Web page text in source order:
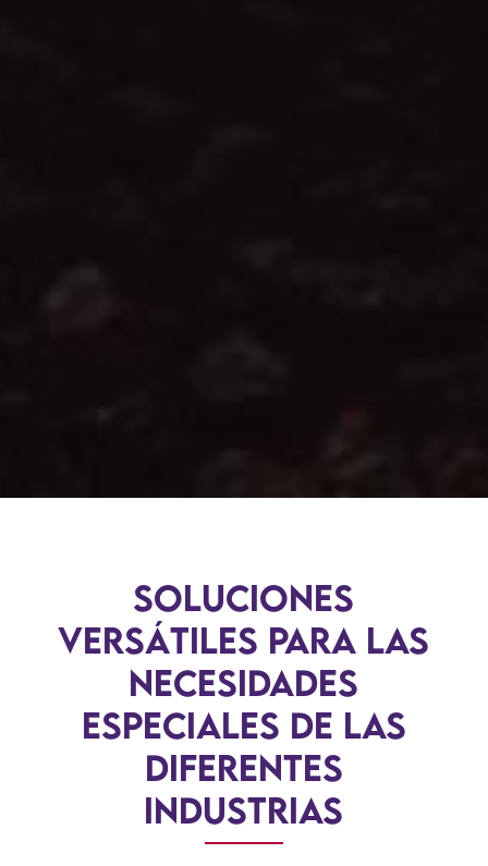
Soluciones
Versátiles para las
necesidades
especiales de las
diferentes
industrias